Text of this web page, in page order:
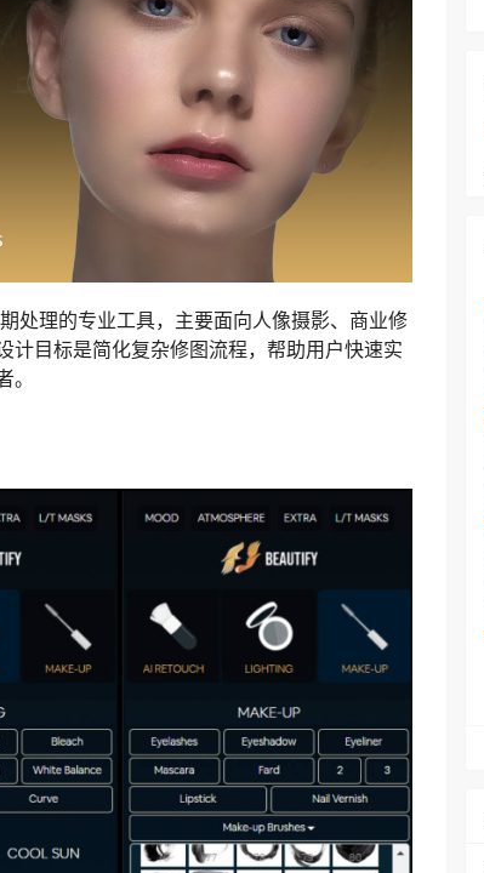
处理的专业工具，主要面向人像摄影、商业修
计目标是简化复杂修图流程，帮助用户快速实